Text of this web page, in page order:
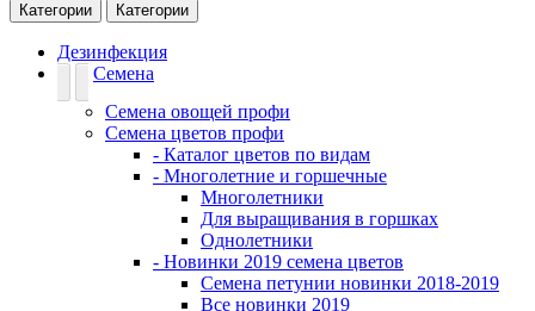
Категории Категории
Дезинфекция
Семена
Семена овощей профи
Семена цветов профи
- Каталог цветов по видам
- Многолетние и горшечные
Многолетники
Для выращивания в горшках
Однолетники
- Новинки 2019 семена цветов
Семена петунии новинки 2018-2019
Все новинки 2019